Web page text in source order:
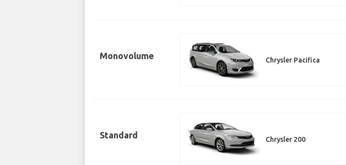
Monovolume Chrysler Pacifica
Standard Chrysler 200